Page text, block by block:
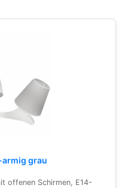
armig grau
offenen Schirmen, E14-